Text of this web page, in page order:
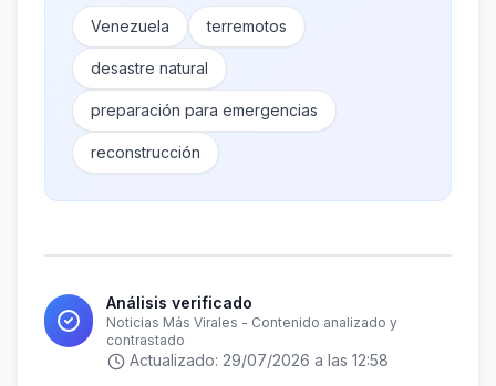
Venezuela terremotos
desastre natural
preparación para emergencias
reconstrucción
Análisis verificado
Noticias Más Virales - Contenido analizado y
contrastado
Actualizado: 29/07/2026 a las 12:58